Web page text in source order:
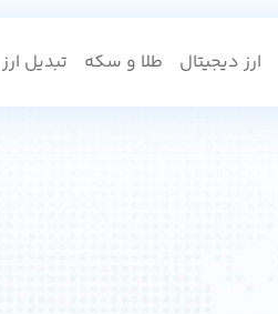
ارز دیجیتال طلا و سکه تبدیل ارز